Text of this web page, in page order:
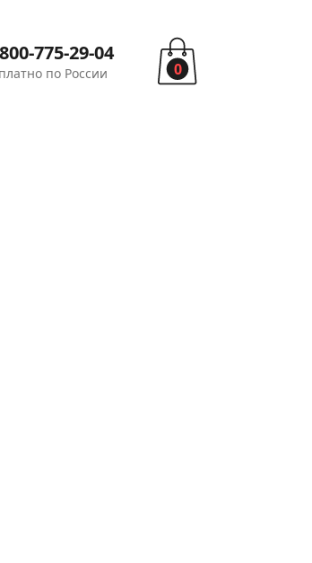
775-29-04
по России 0